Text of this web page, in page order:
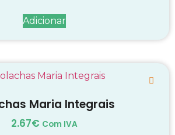
Adicionar
Maria Integrais
2.67€ Com IVA